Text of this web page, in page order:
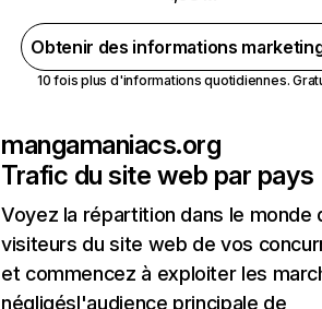
Obtenir des informations
10 fois plus d'informations quotidiennes.
mangamaniacs.org
Trafic du site web par pays
Voyez la répartition dans le monde
visiteurs du site web de vos
et commencez à exploiter les
négligésl'audience principale de